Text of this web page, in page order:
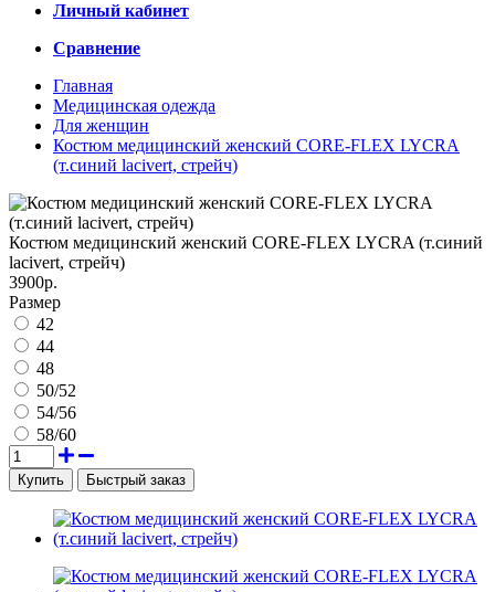
Личный кабинет
Сравнение
Главная
Медицинская одежда
Для женщин
Костюм медицинский женский CORE-FLEX LYCRA
(т.синий lacivert, стрейч)
Костюм медицинский женский CORE-FLEX LYCRA (т.синий
lacivert, стрейч)
3900р.
Размер
42
44
48
50/52
54/56
58/60
Быстрый заказ